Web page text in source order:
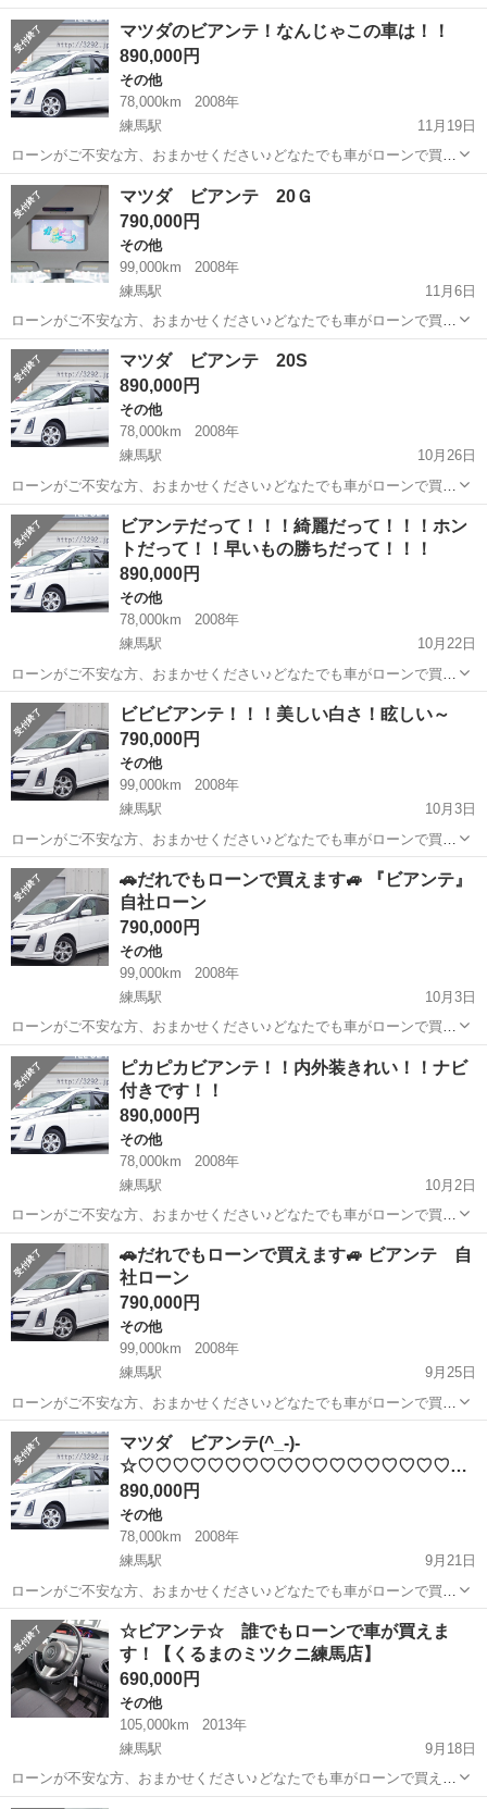
ます! こちら自社ローン専門の中古車販売店です。 🔻どなたでもロー
ン対応可能🔻 ①勤続年数の短い方 ②自営業の方 ③パ
ートをされる...
東京 練馬区 練馬駅 ローン
マツダのビアンテ！なんじゃこの車は！！
890,000円
その他
78,000km
2008年
練馬駅
11月19日
ローンがご不安な方、おまかせください♪どなたでも車がローンで買え
ます!！! こちら自社ローン専門の中古車販売店です。 🔻どなたでもロ
ーン対応可能🔻 ①勤続年数の短い方 ②自営業の方 ③
パート...
東京 練馬区 練馬駅
マツダ ビアンテ 20Ｇ
790,000円
その他
99,000km
2008年
練馬駅
11月6日
ローンがご不安な方、おまかせください♪どなたでも車がローンで買え
ます!！! こちら
自社ローン専門の中古車販売店です。 🔻どなたでもローン対応可能
🔻 ...
東京 練馬区 練馬駅
マツダ ビアンテ 20S
890,000円
その他
78,000km
2008年
練馬駅
10月26日
ローンがご不安な方、おまかせください♪どなたでも車がローンで買え
ます!！!！! こちら自社ローン専門の中古車販売店です。 🔻どなたでも
ローン対応可能🔻 ①勤続年数の短い方 ②自営業の方
③パ...
東京 練馬区 ローン
ビアンテだって！！！綺麗だって！！！ホン
トだって！！早いもの勝ちだって！！！
890,000円
その他
78,000km
2008年
練馬駅
10月22日
ローンがご不安な方、おまかせください♪どなたでも車がローンで買え
ます!！!！! こちら自社ローン専門の中古車販売店です。 🔻どなたでも
ローン対応可能🔻 ①勤続年数の短い方 ②自営
業の方 ...
東京 練馬区 練馬駅
ビビビアンテ！！！美しい白さ！眩しい～
790,000円
その他
99,000km
2008年
練馬駅
10月3日
ローンがご不安な方、おまかせください♪どなたでも車がローンで買え
ます！！！ こちら自社ローン専門の中古車販売店で
す。 🔻どなたでもローン対応可能🔻
①勤...
東京 練馬区 練馬駅 ローン
🚗だれでもローンで買えます🚙 『ビアンテ』
自社ローン
790,000円
その他
99,000km
2008年
練馬駅
10月3日
ローンがご不安な方、おまかせください♪どなたでも車がローンで買え
ます！！！ こちら自社ローン専門の中古車販売店で
す。 🔻どなたでもローン対応可能🔻
①勤...
東京 練馬区 練馬駅 ローン
ピカピカビアンテ！！内外装きれい！！ナビ
付きです！！
890,000円
その他
78,000km
2008年
練馬駅
10月2日
ローンがご不安な方、おまかせください♪どなたでも車がローンで買え
ます！！！ こちら自社ローン専門の中古車販売店で
す。 🔻どなたでもローン対応可能🔻
①勤...
東京 練馬区 練馬駅 ローン
🚗だれでもローンで買えます🚙 ビアンテ 自
社ローン
790,000円
その他
99,000km
2008年
練馬駅
9月25日
ローンがご不安な方、おまかせください♪どなたでも車がローンで買え
ます！ 🔻くるまのミツクニ練馬店🔻 電話📞：03-3948-
3292 ☆お電話で簡単な仮審査も可能です☆ ※月曜除
く9時から18時まで受付可...
東京 練馬区 練馬駅
マツダ ビアンテ(^_-)-
☆♡♡♡♡♡♡♡♡♡♡♡♡♡♡♡♡♡♡♡
♡♡♡♡♡…
890,000円
その他
78,000km
2008年
練馬駅
9月21日
ローンがご不安な方、おまかせください♪どなたでも車がローンで買え
ます!!!!! 【おかげ様で８年目に突入！】ハチキャ
ン！！！！ 消費税８％から１０％に切り替わる今だからこそ お得にク
ルマを買おう！...
東京 練馬区 練馬駅 その他
☆ビアンテ☆ 誰でもローンで車が買えま
す！【くるまのミツクニ練馬店】
690,000円
その他
105,000km
2013年
練馬駅
9月18日
ローンが不安な方、おまかせください♪どなたでも車がローンで買えま
す!!!!! 【おかげ様で８年目に突入！】ハチキャ